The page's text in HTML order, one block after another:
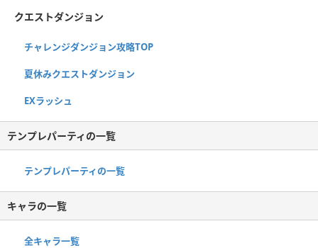
クエストダンジョン
チャレンジダンジョン攻略TOP
夏休みクエストダンジョン
EXラッシュ
テンプレパーティの一覧
テンプレパーティの一覧
キャラの一覧
全キャラ一覧